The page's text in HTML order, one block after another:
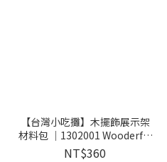
【台灣小吃攤】木擺飾展示架
材料包 ｜1302001 Wooderful
life
NT$360